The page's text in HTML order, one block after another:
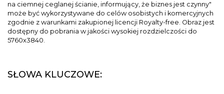
na ciemnej ceglanej ścianie, informujący, że biznes jest czynny"
może być wykorzystywane do celów osobistych i komercyjnych
zgodnie z warunkami zakupionej licencji Royalty-free. Obraz jest
dostępny do pobrania w jakości wysokiej rozdzielczości do
5760x3840.
SŁOWA KLUCZOWE: